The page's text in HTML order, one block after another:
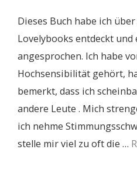
Dieses Buch habe ich
Lovelybooks entdeckt
angesprochen. Ich habe
Hochsensibilität gehört,
bemerkt, dass ich
andere Leute . Mich
ich nehme
stelle mir viel zu oft die …